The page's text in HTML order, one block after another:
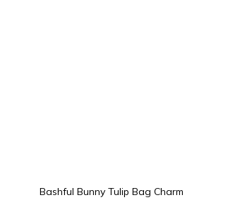
Bashful Bunny Tulip Bag Charm